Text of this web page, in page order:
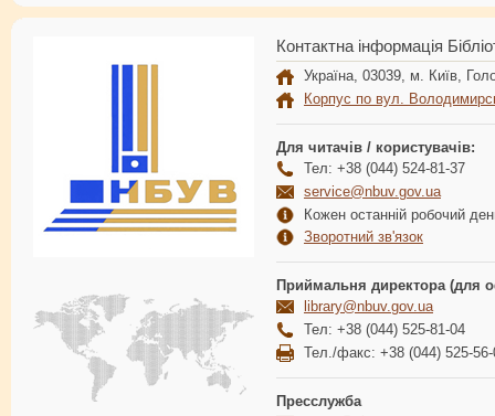
Контактна інформація
Україна, 03039, м. Київ,
Корпус по вул.
Для читачів / користувачів:
Тел: +38 (044) 524-81-37
service@nbuv.gov.ua
Кожен останній робочий
Зворотний зв'язок
Приймальня директора (для
library@nbuv.gov.ua
Тел: +38 (044) 525-81-04
Тел./факс: +38 (044) 525-56-
Пресслужба